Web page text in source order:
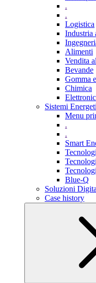
.
.
Logistica
Industria
Alimenti
Vendita
Bevande
Gomma
Chimica
Sistemi
Menu
.
.
Smart
Blue-Q
Soluzioni
Case history